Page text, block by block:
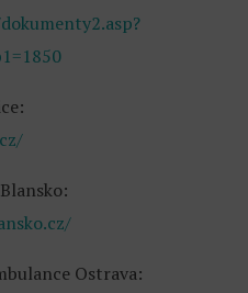
Ostrava: